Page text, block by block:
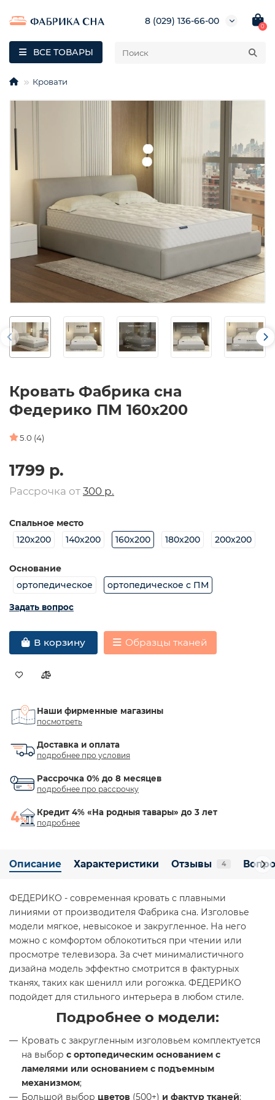
8 (029) 136-66-00
0
ВСЕ ТОВАРЫ
Кровати
Кровать Фабрика сна
Федерико ПМ 160х200
5.0 (4)
1799 р.
Рассрочка от 300 р.
Спальное место
120х200
140х200 160х200 180х200 200х200
Основание
ортопедическое
ортопедическое с ПМ
Задать вопрос
В корзину Образцы тканей
Наши фирменные магазины
посмотреть
Доставка и оплата
подробнее про условия
Рассрочка 0% до 8 месяцев
подробнее про рассрочку
Кредит 4% «На родныя тавары» до 3 лет
подробнее
Описание Характеристики Отзывы 4
ФЕДЕРИКО - современная кровать с плавными
линиями от производителя Фабрика сна. Изголовье
модели мягкое, невысокое и закругленное. На него
можно с комфортом облокотиться при чтении или
просмотре телевизора. За счет минималистичного
дизайна модель эффектно смотрится в фактурных
тканях, таких как шенилл или рогожка. ФЕДЕРИКО
подойдет для стильного интерьера в любом стиле.
Подробнее о модели:
Кровать с закругленным изголовьем комплектуется
на выбор с ортопедическим основанием с
ламелями или основанием с подъемным
механизмом;
Большой выбор цветов (500+) и фактур тканей: